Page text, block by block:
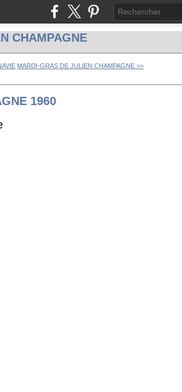
CHAMPAGNE
MARDI-GRAS DE JULIEN CHAMPAGNE >>
1960